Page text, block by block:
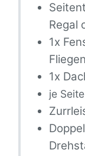
Regal
1x
1x
je